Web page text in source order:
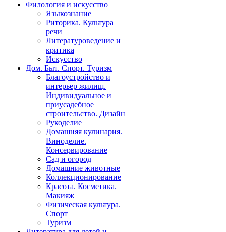
Филология и искусство
Языкознание
Риторика. Культура
речи
Литературоведение и
критика
Искусство
Дом. Быт. Спорт. Туризм
Благоустройство и
интерьер жилищ.
Индивидуальное и
приусадебное
строительство. Дизайн
Рукоделие
Домашняя кулинария.
Виноделие.
Консервирование
Сад и огород
Домашние животные
Коллекционирование
Красота. Косметика.
Макияж
Физическая культура.
Спорт
Туризм